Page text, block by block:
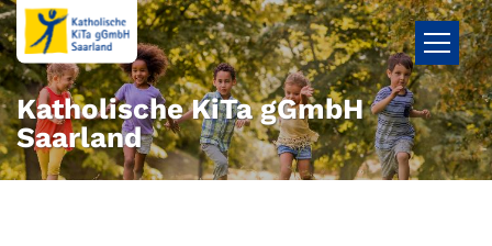
Zum Inhalt springen
Katholische KiTa gGmbH
Saarland